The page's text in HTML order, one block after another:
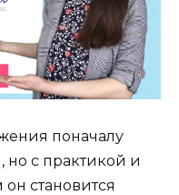
поначалу
но с практикой и
становится